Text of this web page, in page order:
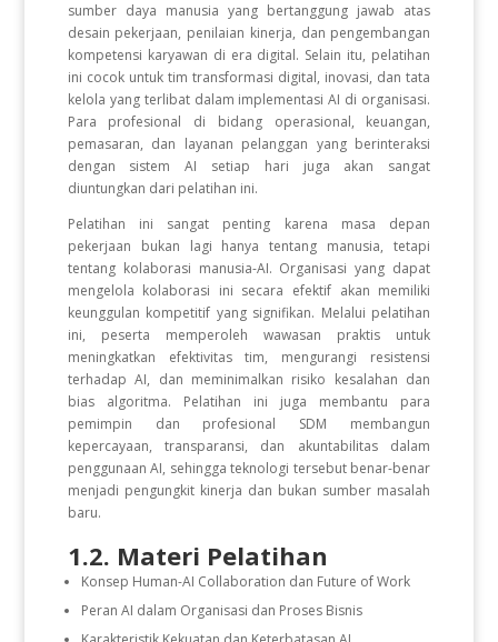
sumber daya manusia yang bertanggung jawab atas
desain pekerjaan, penilaian kinerja, dan pengembangan
kompetensi karyawan di era digital. Selain itu, pelatihan
ini cocok untuk tim transformasi digital, inovasi, dan tata
kelola yang terlibat dalam implementasi AI di organisasi.
Para profesional di bidang operasional, keuangan,
pemasaran, dan layanan pelanggan yang berinteraksi
dengan sistem AI setiap hari juga akan sangat
diuntungkan dari pelatihan ini.
Pelatihan ini sangat penting karena masa depan
pekerjaan bukan lagi hanya tentang manusia, tetapi
tentang kolaborasi manusia-AI. Organisasi yang dapat
mengelola kolaborasi ini secara efektif akan memiliki
keunggulan kompetitif yang signifikan. Melalui pelatihan
ini, peserta memperoleh wawasan praktis untuk
meningkatkan efektivitas tim, mengurangi resistensi
terhadap AI, dan meminimalkan risiko kesalahan dan
bias algoritma. Pelatihan ini juga membantu para
pemimpin dan profesional SDM membangun
kepercayaan, transparansi, dan akuntabilitas dalam
penggunaan AI, sehingga teknologi tersebut benar-benar
menjadi pengungkit kinerja dan bukan sumber masalah
baru.
1.2. Materi Pelatihan
Konsep Human-AI Collaboration dan Future of Work
Peran AI dalam Organisasi dan Proses Bisnis